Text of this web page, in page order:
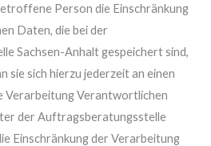
Person die Einschränkung
Daten, die bei der
Sachsen-Anhalt gespeichert sind,
sie sich hierzu jederzeit an einen
Verarbeitung Verantwortlichen
der Auftragsberatungsstelle
Einschränkung der Verarbeitung